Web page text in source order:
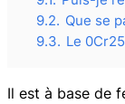
9.2. Que se
9.3. Le
Il est à base de